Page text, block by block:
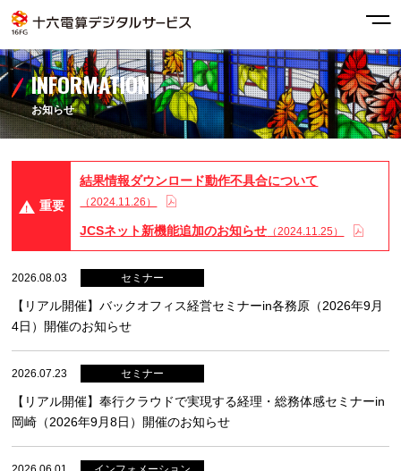
INFORMATION
お知らせ
重要
結果情報ダウンロード動作不具合について
（2024.11.26）
JCSネット新機能追加のお知らせ （2024.11.25）
2026.08.03
【リアル開催】バックオフィス経営セミナーin各務原（2026年9月
4日）開催のお知らせ
2026.07.23
【リアル開催】奉行クラウドで実現する経理・総務体感セミナーin
岡崎（2026年9月8日）開催のお知らせ